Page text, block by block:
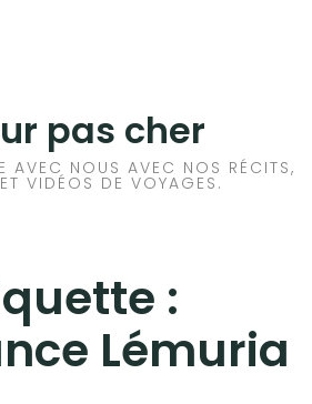
pas cher
AVEC NOUS AVEC NOS RÉCITS,
VIDÉOS DE VOYAGES.
:
Lémuria